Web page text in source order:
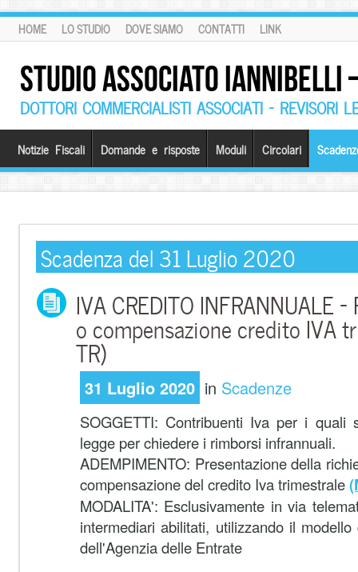
HOME LO STUDIO DOVE SIAMO CONTATTI LINK
STUDIO ASSOCIATO
DOTTORI COMMERCIALISTI ASSOCIATI – REVISORI
Notizie Fiscali Domande e risposte Moduli Circolari
Scadenza del 31 Luglio 2020
IVA CREDITO INFRANNUALE
o compensazione credito IVA
TR)
31 Luglio 2020 in Scadenze
SOGGETTI: Contribuenti Iva per i quali
legge per chiedere i rimborsi infrannuali.
ADEMPIMENTO: Presentazione della
compensazione del credito Iva trimestrale
MODALITA': Esclusivamente in via
intermediari abilitati, utilizzando il
dell'Agenzia delle Entrate